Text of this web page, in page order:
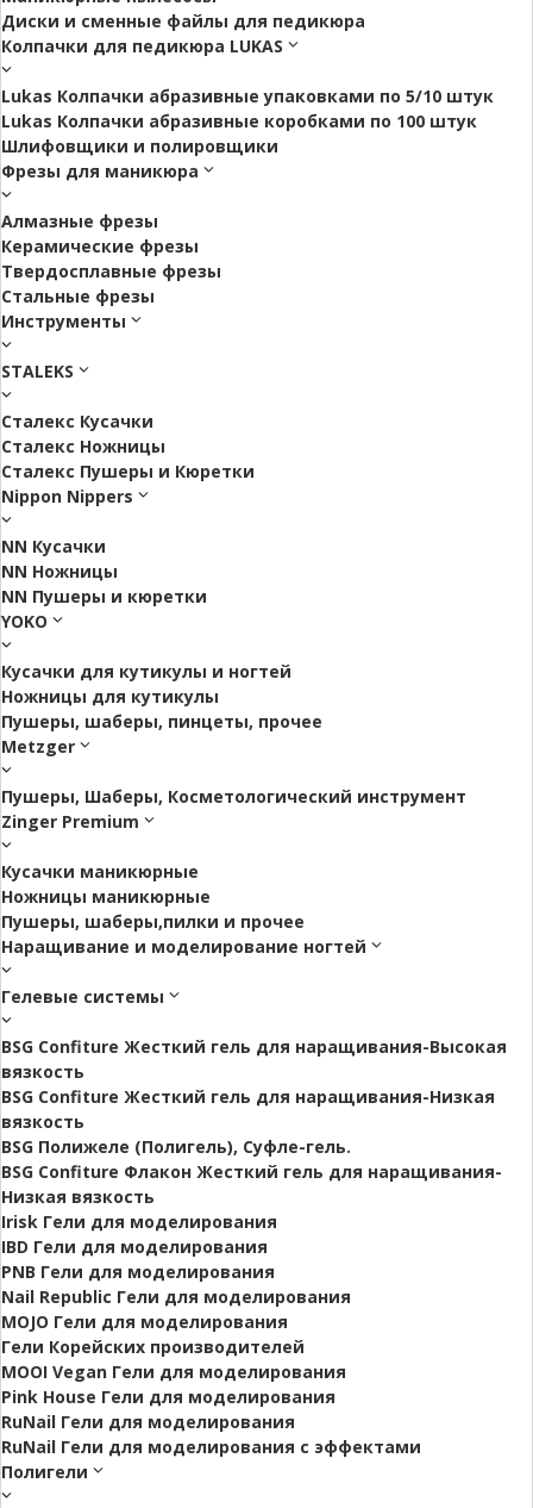
Диски и сменные файлы для педикюра
Колпачки для педикюра LUKAS
Lukas Колпачки абразивные упаковками по 5/10 штук
Lukas Колпачки абразивные коробками по 100 штук
Шлифовщики и полировщики
Фрезы для маникюра
Алмазные фрезы
Керамические фрезы
Твердосплавные фрезы
Стальные фрезы
Инструменты
STALEKS
Сталекс Кусачки
Сталекс Ножницы
Сталекс Пушеры и Кюретки
Nippon Nippers
NN Кусачки
NN Ножницы
NN Пушеры и кюретки
YOKO
Кусачки для кутикулы и ногтей
Ножницы для кутикулы
Пушеры, шаберы, пинцеты, прочее
Metzger
Пушеры, Шаберы, Косметологический инструмент
Zinger Premium
Кусачки маникюрные
Ножницы маникюрные
Пушеры, шаберы,пилки и прочее
Наращивание и моделирование ногтей
Гелевые системы
BSG Confiture Жесткий гель для наращивания-Высокая
вязкость
BSG Confiture Жесткий гель для наращивания-Низкая
вязкость
BSG Полижеле (Полигель), Суфле-гель.
BSG Confiture Флакон Жесткий гель для наращивания-
Низкая вязкость
Irisk Гели для моделирования
IBD Гели для моделирования
PNB Гели для моделирования
Nail Republic Гели для моделирования
MOJO Гели для моделирования
Гели Корейских производителей
MOOI Vegan Гели для моделирования
Pink House Гели для моделирования
RuNail Гели для моделирования
RuNail Гели для моделирования с эффектами
Полигели